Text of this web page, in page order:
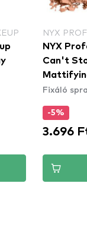
NYX
NYX
Can't
Peach
Fixáló
-5%
3.696